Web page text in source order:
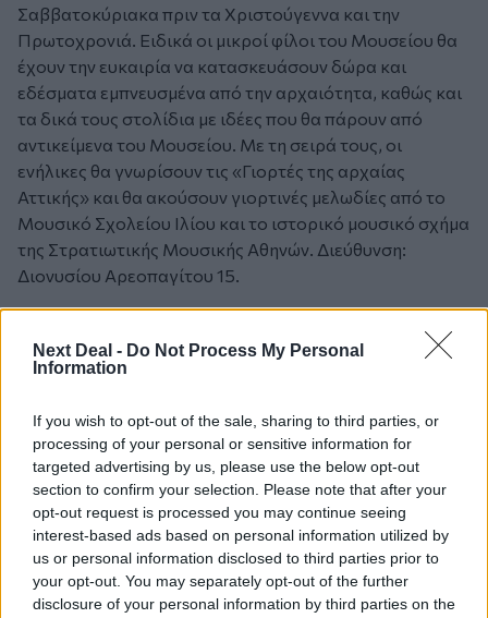
Next Deal - Do Not Process My Personal
Information
If you wish to opt-out of the sale, sharing to third parties, or
processing of your personal or sensitive information for
targeted advertising by us, please use the below opt-out
section to confirm your selection. Please note that after your
opt-out request is processed you may continue seeing
interest-based ads based on personal information utilized by
us or personal information disclosed to third parties prior to
your opt-out. You may separately opt-out of the further
disclosure of your personal information by third parties on the
Σαββατοκύριακα πριν τα Χριστούγεννα και την
Πρωτοχρονιά. Ειδικά οι μικροί φίλοι του Μουσείου θα
έχουν την ευκαιρία να κατασκευάσουν δώρα και
εδέσματα εμπνευσμένα από την αρχαιότητα, καθώς και
τα δικά τους στολίδια με ιδέες που θα πάρουν από
αντικείμενα του Μουσείου. Με τη σειρά τους, οι
ενήλικες θα γνωρίσουν τις «Γιορτές της αρχαίας
Αττικής» και θα ακούσουν γιορτινές μελωδίες από το
Μουσικό Σχολείου Ιλίου και το ιστορικό μουσικό σχήμα
της Στρατιωτικής Μουσικής Αθηνών. Διεύθυνση:
Διονυσίου Αρεοπαγίτου 15.
Τετραήμερο προσφορών από τις 12 ως τις 15
50%, πραγματοποιεί ο εκδοτικός οίκος Καπόν στον
χώρο του. Μέρος των εσόδων θα διατεθούν στην
Κιβωτό του Κόσμου. Διεύθυνση: Μακρυγιάννη 23-27.
Επίσης, την Κυριακή 15/12, ο εκδοτικός οίκος
«Μέλισσα», διοργανώνει δύο χριστουγεννιάτικες
γιορτές με γεύσεις από τη Σαντορίνη και τα Καλάβρυτα,
ενώ όλα τα βιβλία θα έχουν έκπτωση 50%. Διεύθυνση: